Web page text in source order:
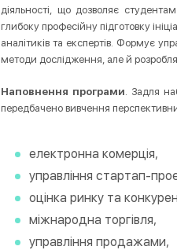
діяльності, що дозволяє
глибоку професійну підготовку
аналітиків та експертів. Формує
методи дослідження, але й
Наповнення програми . Задля
передбачено вивчення
електронна комерція,
управління стартап-
оцінка ринку та
міжнародна торгівля,
управління продажами,